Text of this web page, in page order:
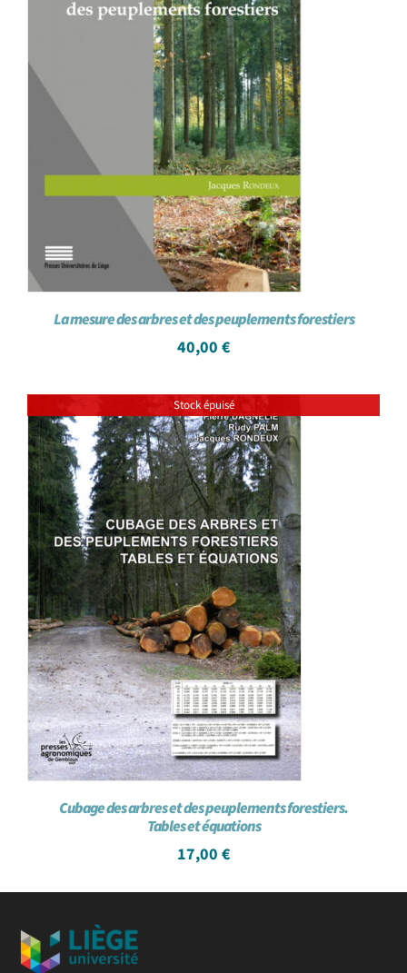
La mesure des arbres et des peuplements forestiers
40,00 €
Stock épuisé
Cubage des arbres et des peuplements forestiers.
Tables et équations
17,00 €